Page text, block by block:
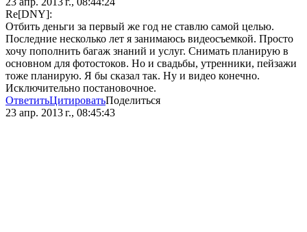
Re[DNY]:
Отбить деньги за первый же год не ставлю самой целью.
Последние несколько лет я занимаюсь видеосъемкой. Просто
хочу пополнить багаж знаний и услуг. Снимать планирую в
основном для фотостоков. Но и свадьбы, утренники, пейзажи
тоже планирую. Я бы сказал так. Ну и видео конечно.
Исключительно постановочное.
ОтветитьЦитироватьПоделиться
23 апр. 2013 г., 08:45:43